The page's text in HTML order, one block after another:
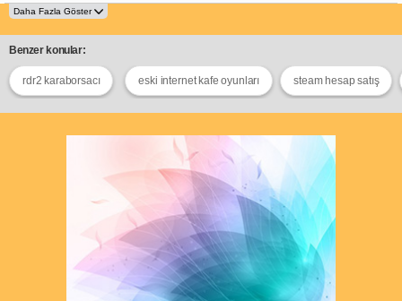
Benzer konular:
rdr2 karaborsacı eski internet kafe oyunları steam hesap satış